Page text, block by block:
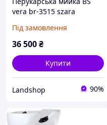
vera br-3515 szara
Під замовлення
36 500₴
Купити
Landshop 90%